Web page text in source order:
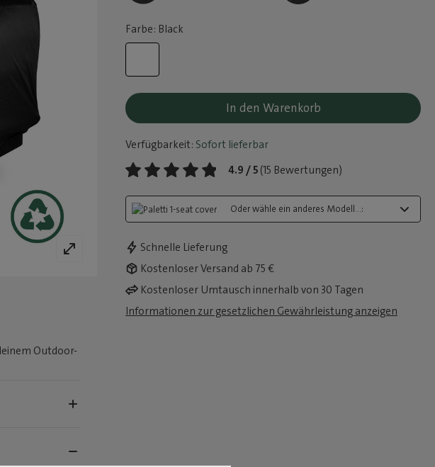
Farbe: Black
In den Warenkorb
Verfügbarkeit: Sofort lieferbar
4.9 / 5 (15 Bewertungen)
Oder wähle ein anderes Modell...:
Schnelle Lieferung
Kostenloser Versand ab 75 €
Kostenloser Umtausch innerhalb von 30 Tagen
Informationen zur gesetzlichen Gewährleistung anzeigen
Outdoor-